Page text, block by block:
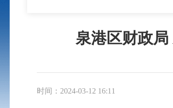
泉港区财政
时间：2024-03-12 16:11